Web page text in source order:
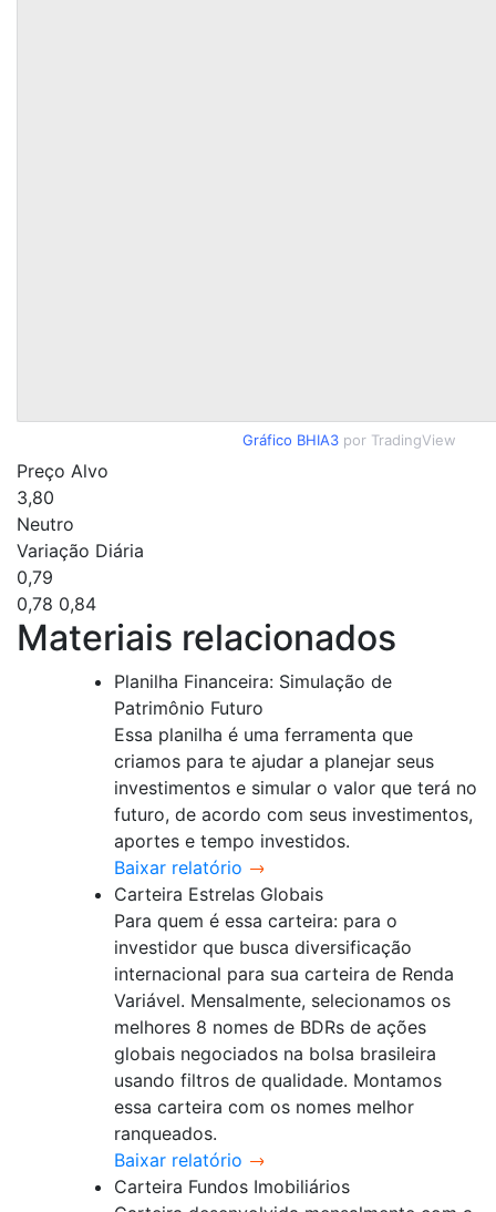
Gráfico BHIA3 por TradingView
Preço Alvo
3,80
Neutro
Variação Diária
0,79
0,78 0,84
Materiais relacionados
Planilha Financeira: Simulação de
Patrimônio Futuro
Essa planilha é uma ferramenta que
criamos para te ajudar a planejar seus
investimentos e simular o valor que terá no
futuro, de acordo com seus investimentos,
aportes e tempo investidos.
Baixar relatório
Carteira Estrelas Globais
Para quem é essa carteira: para o
investidor que busca diversificação
internacional para sua carteira de Renda
Variável. Mensalmente, selecionamos os
melhores 8 nomes de BDRs de ações
globais negociados na bolsa brasileira
usando filtros de qualidade. Montamos
essa carteira com os nomes melhor
ranqueados.
Baixar relatório
Carteira Fundos Imobiliários